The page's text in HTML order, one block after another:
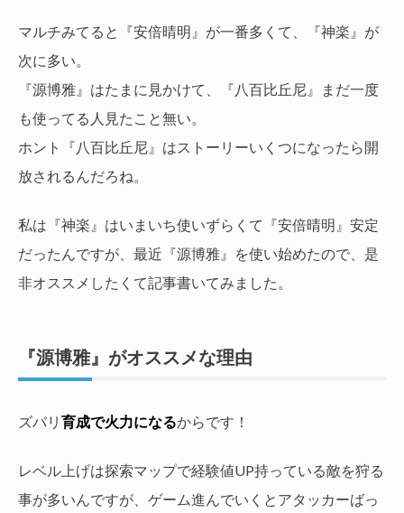
マルチみてると『安倍晴明』が一番多くて、『神楽』が
次に多い。
『源博雅』はたまに見かけて、『八百比丘尼』まだ一度
も使ってる人見たこと無い。
ホント『八百比丘尼』はストーリーいくつになったら開
放されるんだろね。
私は『神楽』はいまいち使いずらくて『安倍晴明』安定
だったんですが、最近『源博雅』を使い始めたので、是
非オススメしたくて記事書いてみました。
『源博雅』がオススメな理由
ズバリ 育成で火力になるからです！
レベル上げは探索マップで経験値UP持っている敵を狩る
事が多いんですが、ゲーム進んでいくとアタッカーばっ